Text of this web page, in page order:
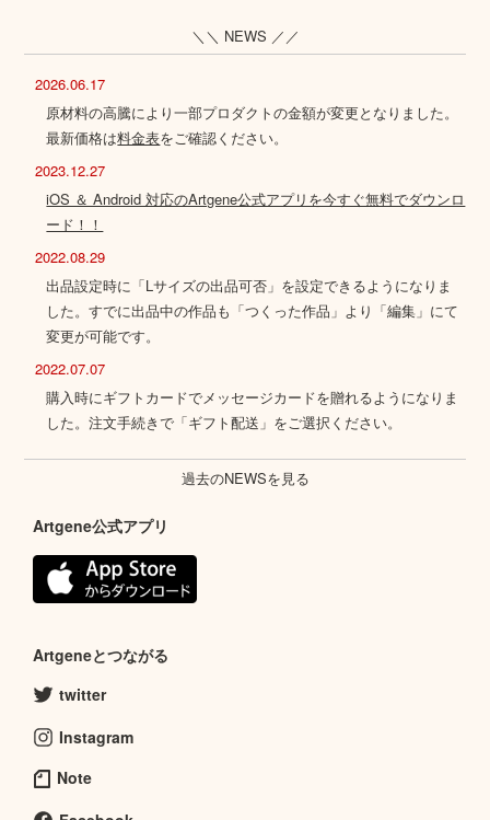
＼＼ NEWS ／／
2026.06.17
原材料の高騰により一部プロダクトの金額が変更となりました。
最新価格は料金表をご確認ください。
2023.12.27
iOS ＆ Android 対応のArtgene公式アプリを今すぐ無料でダウンロ
ード！！
2022.08.29
出品設定時に「Lサイズの出品可否」を設定できるようになりま
した。すでに出品中の作品も「つくった作品」より「編集」にて
変更が可能です。
2022.07.07
購入時にギフトカードでメッセージカードを贈れるようになりま
した。注文手続きで「ギフト配送」をご選択ください。
過去のNEWSを見る
Artgene公式アプリ
Artgeneとつながる
twitter
Instagram
Note